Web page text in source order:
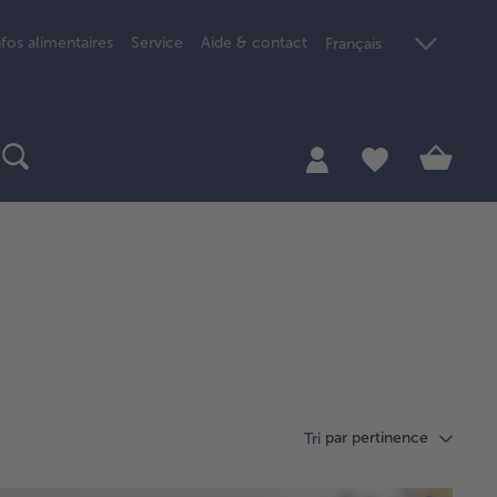
alimentaires Service Aide & contact Français
Tri par pertinence